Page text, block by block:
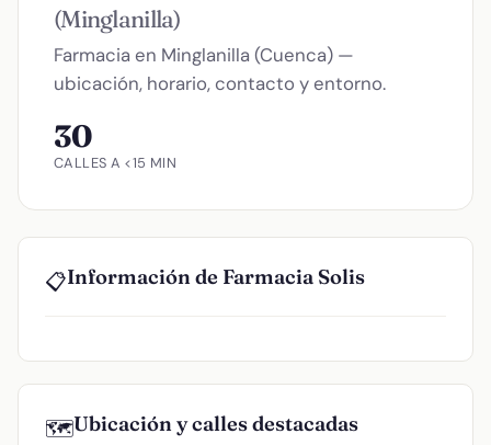
(Minglanilla)
Farmacia en Minglanilla (Cuenca) —
ubicación, horario, contacto y entorno.
30
CALLES A <15 MIN
📋Información de Farmacia Solis
🗺️Ubicación y calles destacadas